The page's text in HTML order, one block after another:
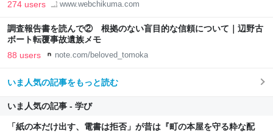
274 users www.webchikuma.com
調査報告書を読んで② 根拠のない盲目的な信頼について｜辺野古
ボート転覆事故遺族メモ
88 users note.com/beloved_tomoka
いま人気の記事をもっと読む
いま人気の記事 - 学び
「紙の本だけ出す、電書は拒否」が昔は『町の本屋を守る粋な配